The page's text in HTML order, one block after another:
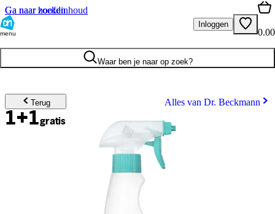
Ga naar hoofdinhoud
Ga naar zoeken
menu
Inloggen
0.00
Waar ben je naar op zoek?
Terug Alles van Dr. Beckmann
1+1gratis